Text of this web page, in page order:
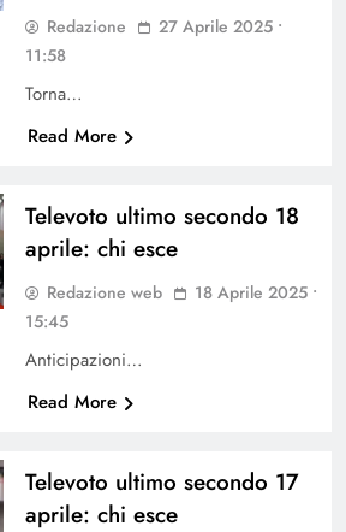
Redazione
27 Aprile 2025 •
11:58
Torna…
Read More
Televoto ultimo secondo 18
aprile: chi esce
Redazione web
18 Aprile 2025 •
15:45
Anticipazioni…
Read More
Televoto ultimo secondo 17
aprile: chi esce